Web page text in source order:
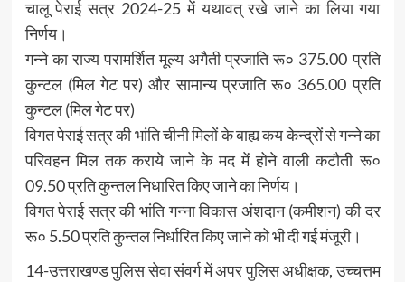
चालू पेराई सत्र 2024-25 में यथावत् रखे जाने का लिया गया
निर्णय।
गन्ने का राज्य परामर्शित मूल्य अगैती प्रजाति रू० 375.00 प्रति
कुन्टल (मिल गेट पर) और सामान्य प्रजाति रू० 365.00 प्रति
कुन्टल (मिल गेट पर)
विगत पेराई सत्र की भांति चीनी मिलों के बाह्य कय केन्द्रों से गन्ने का
परिवहन मिल तक कराये जाने के मद में होने वाली कटौती रू०
09.50 प्रति कुन्तल निधारित किए जाने का निर्णय।
विगत पेराई सत्र की भांति गन्ना विकास अंशदान (कमीशन) की दर
रू० 5.50 प्रति कुन्तल निर्धारित किए जाने को भी दी गई मंजूरी।
14-उत्तराखण्ड पुलिस सेवा संवर्ग में अपर पुलिस अधीक्षक, उच्चत्तम